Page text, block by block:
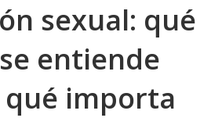
sexual: qué
entiende
importa